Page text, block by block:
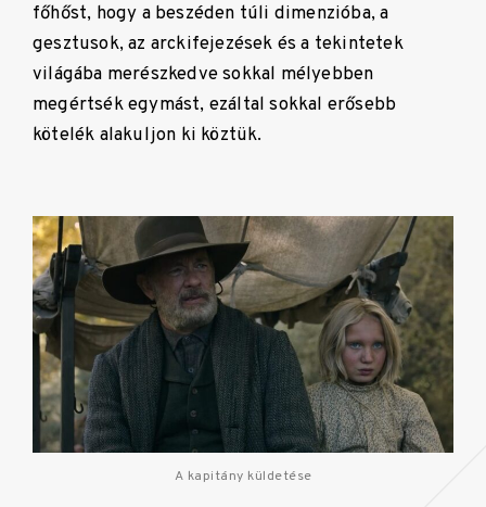
főhőst, hogy a beszéden túli dimenzióba, a
gesztusok, az arckifejezések és a tekintetek
világába merészkedve sokkal mélyebben
megértsék egymást, ezáltal sokkal erősebb
kötelék alakuljon ki köztük.
A kapitány küldetése